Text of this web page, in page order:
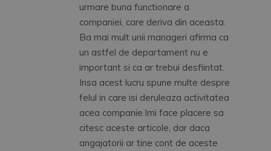
urmare buna functionare a
companiei, care deriva din aceasta.
Ba mai mult unii manageri afirma ca
un astfel de departament nu e
important si ca ar trebui desfiintat.
Insa acest lucru spune multe despre
felul in care isi deruleaza activitatea
acea companie.Imi face placere sa
citesc aceste articole, dar daca
angajatorii ar tine cont de aceste